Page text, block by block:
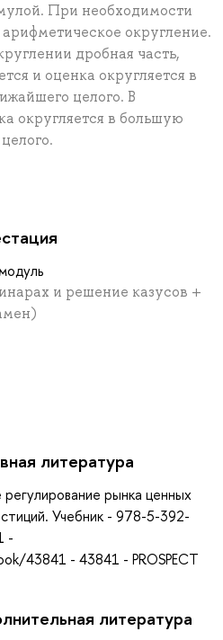
При необходимости
округление.
дробная часть,
и оценка округляется в
целого. В
округляется в большую
и решение казусов +
литература
рынка ценных
Учебник - 978-5-392-
-
43841 - 43841 - PROSPECT
литература